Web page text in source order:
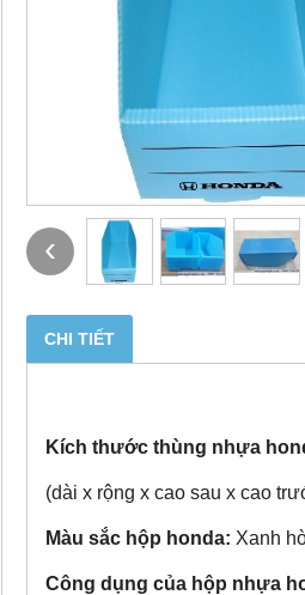
‹
CHI TIẾT
Kích thước thùng nhựa
(dài x rộng x cao sau x cao
Màu sắc hộp honda: Xanh
Công dụng của hộp nhựa